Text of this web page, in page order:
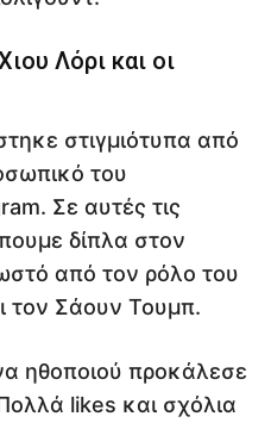
Λόρι και οι
στιγμιότυπα από
του
Σε αυτές τις
δίπλα στον
από τον ρόλο του
τον Σάουν Τουμπ.
ηθοποιού προκάλεσε
likes και σχόλια